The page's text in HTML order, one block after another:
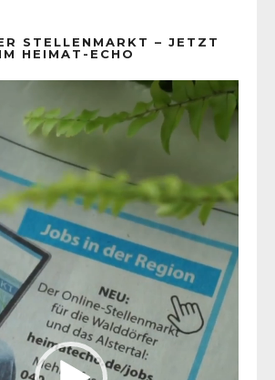
STELLENMARKT – JETZT
IM HEIMAT-ECHO
Player